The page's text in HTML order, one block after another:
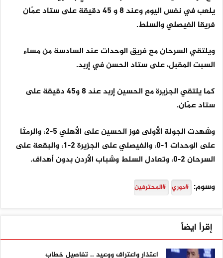
يلعب في نفس اليوم وعند 8 و 45 دقيقة على ستاد عمّان
فريقا الفيصلي والسلط.
ويلتقي السرحان مع فريق الوحدات عند السادسة من مساء
السبت المقبل، على ستاد الحسن في إربد.
كما يلتقي الجزيرة مع الحسين إربد عند 8 و45 دقيقة على
ستاد عمّان.
وشهدت الجولة الأولى فوز الحسين على الأهلي 5-2، والرمثا
على الوحدات 1-0، والفيصلي على الجزيرة 2-1، والبقعة على
السرحان 2-0، وتعادل السلط وشباب الأردن بدون أهداف.
وسوم: #دوري #المحترفين
إقرأ ايضاً
اعتذار واعتراف ووعيد .. تفاصيل خطاب